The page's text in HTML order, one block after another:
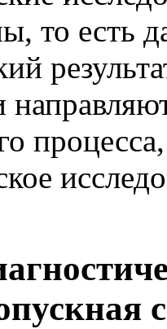
то есть